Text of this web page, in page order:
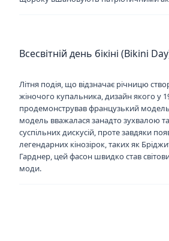
Всесвітній день бікіні (Bikini
Літня подія, що відзначає річницю
жіночого купальника, дизайн якого у
продемонстрував французький
модель вважалася занадто зухвалою
суспільних дискусій, проте завдяки
легендарних кінозірок, таких як
Гарднер, цей фасон швидко став
моди.